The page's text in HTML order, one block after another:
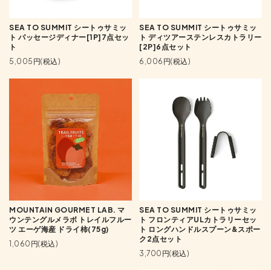
SEA TO SUMMIT シートゥサミッ
ト パッセージディナー[1P]7点セッ
ト
5,005円(税込)
SEA TO SUMMIT シートゥサミッ
ト ディツアーステンレスカトラリー
[2P]6点セット
6,006円(税込)
MOUNTAIN GOURMET LAB. マ
ウンテングルメラボ トレイルフルー
ツ エーゲ海産 ドライ柿(75g)
1,060円(税込)
SEA TO SUMMIT シートゥサミッ
ト フロンティアULカトラリーセッ
ト ロングハンドルスプーン&スポー
ク2点セット
3,700円(税込)